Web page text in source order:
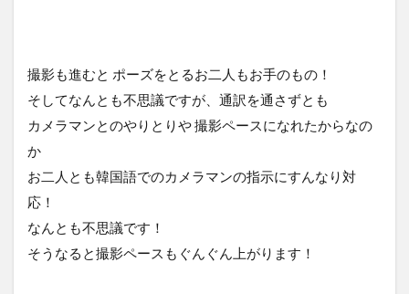
撮影も進むと ポーズをとるお二人もお手のもの！
そしてなんとも不思議ですが、通訳を通さずとも
カメラマンとのやりとりや 撮影ペースになれたからなの
か
お二人とも韓国語でのカメラマンの指示にすんなり対
応！
なんとも不思議です！
そうなると撮影ペースもぐんぐん上がります！